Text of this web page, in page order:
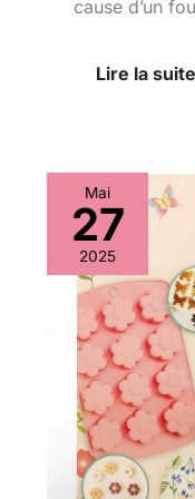
cause d’un
Lire la suite
Mai
27
2025
Test
:
kit
de
pâtisserie
Handstand
Kitchen
Spring
Fling
Blooming